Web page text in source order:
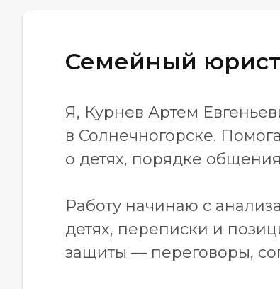
Семейный юрист
Я, Курнев Артем
в Солнечногорске.
о детях, порядке
Работу начинаю с
детях, переписки и
защиты — переговоры,